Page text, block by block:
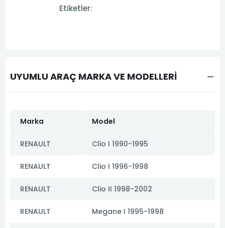
Etiketler:
UYUMLU ARAÇ MARKA VE MODELLERİ
Marka Model
RENAULT Clio I 1990-1995
RENAULT Clio I 1996-1998
RENAULT Clio II 1998-2002
RENAULT Megane I 1995-1998